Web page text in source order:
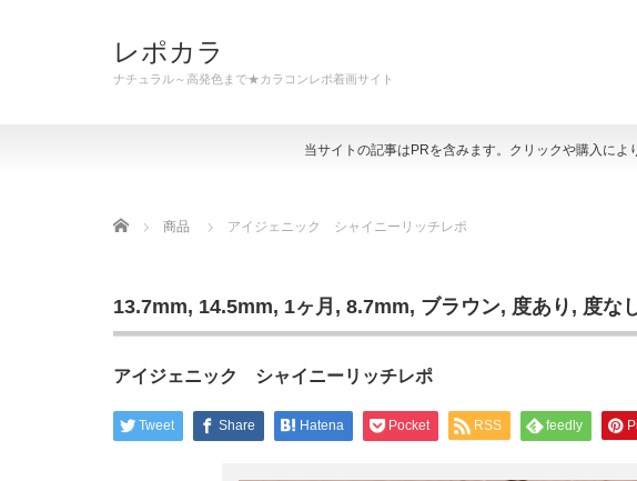
レポカラ
ナチュラル～高発色まで★カラコンレポ着画サイト
当サイトの記事はPRを含みます。クリックや購入によ
Home 商品 アイジェニック シャイニーリッチレポ
13.7mm, 14.5mm, 1ヶ月 , 8.7mm, ブラウン, 度あり , 度な
アイジェニック シャイニーリッチレポ
Tweet Share Hatena Pocket RSS feedly